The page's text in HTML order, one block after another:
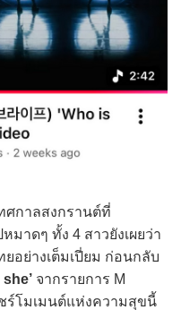
กาลสงกรานต์ที่
มาดๆ ทั้ง 4 สาวยังเผยว่า
อย่างเต็มเปี่ยม ก่อนกลับ
she’ จากรายการ M
ร์โมเมนต์แห่งความสุขนี้